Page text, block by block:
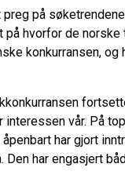
på
på hvorfor de
konkurransen,
vår. På
har gjort
har engasjert